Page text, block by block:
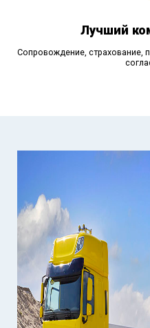
Лучший
Сопровождение, страхование,